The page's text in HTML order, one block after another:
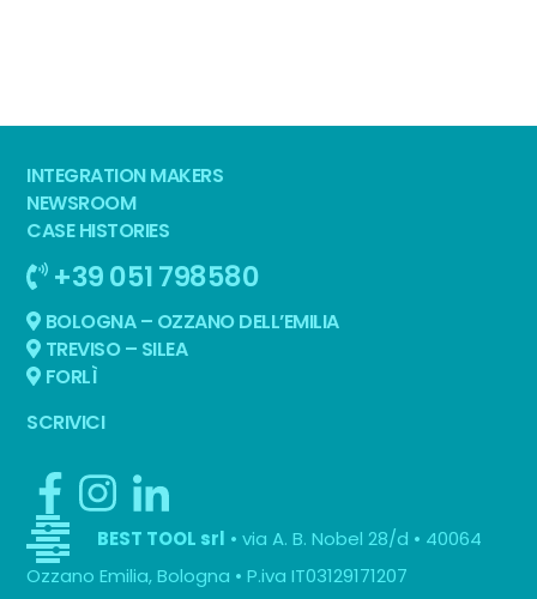
INTEGRATION MAKERS
NEWSROOM
CASE HISTORIES
+39 051 798580
BOLOGNA – OZZANO DELL’EMILIA
TREVISO – SILEA
FORLÌ
SCRIVICI
BEST TOOL srl • via A. B. Nobel 28/d • 40064
Ozzano Emilia, Bologna • P.iva IT03129171207